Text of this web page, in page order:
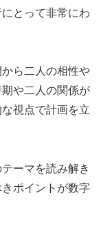
とって非常にわ
ら二人の相性や
や二人の関係が
視点で計画を立
ーマを読み解き
ポイントが数字